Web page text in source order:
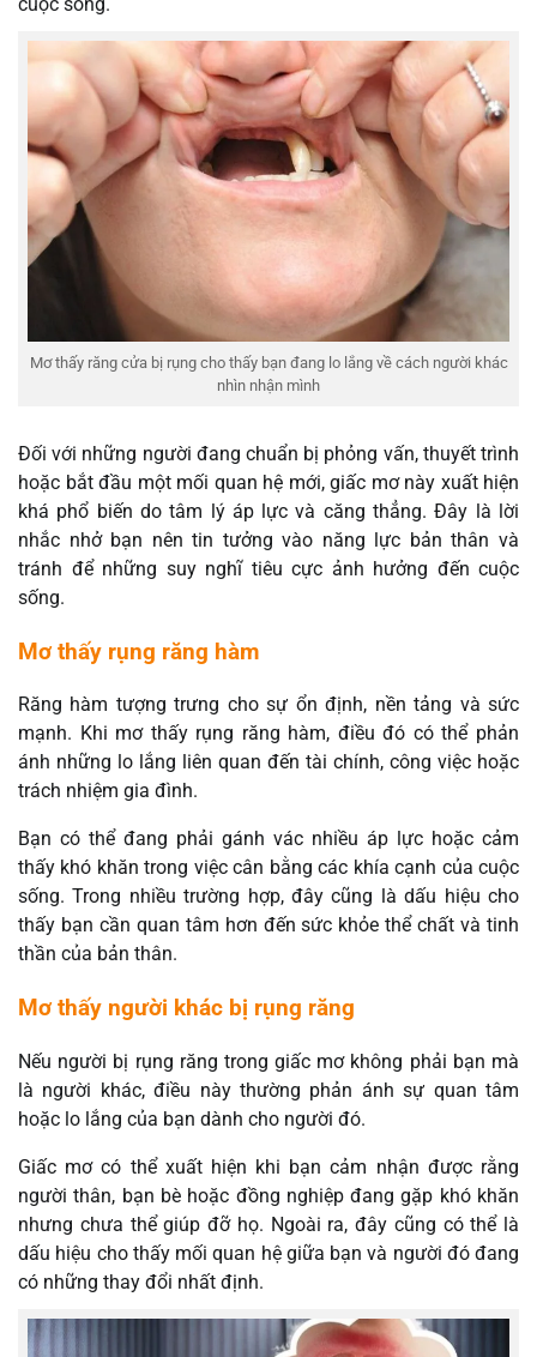
Mơ thấy răng cửa bị rụng cho thấy bạn đang lo lắng về cách người khác
nhìn nhận mình
Đối với những người đang chuẩn bị phỏng vấn, thuyết trình
hoặc bắt đầu một mối quan hệ mới, giấc mơ này xuất hiện
khá phổ biến do tâm lý áp lực và căng thẳng. Đây là lời
nhắc nhở bạn nên tin tưởng vào năng lực bản thân và
tránh để những suy nghĩ tiêu cực ảnh hưởng đến cuộc
sống.
Mơ thấy rụng răng hàm
Răng hàm tượng trưng cho sự ổn định, nền tảng và sức
mạnh. Khi mơ thấy rụng răng hàm, điều đó có thể phản
ánh những lo lắng liên quan đến tài chính, công việc hoặc
trách nhiệm gia đình.
Bạn có thể đang phải gánh vác nhiều áp lực hoặc cảm
thấy khó khăn trong việc cân bằng các khía cạnh của cuộc
sống. Trong nhiều trường hợp, đây cũng là dấu hiệu cho
thấy bạn cần quan tâm hơn đến sức khỏe thể chất và tinh
thần của bản thân.
Mơ thấy người khác bị rụng răng
Nếu người bị rụng răng trong giấc mơ không phải bạn mà
là người khác, điều này thường phản ánh sự quan tâm
hoặc lo lắng của bạn dành cho người đó.
Giấc mơ có thể xuất hiện khi bạn cảm nhận được rằng
người thân, bạn bè hoặc đồng nghiệp đang gặp khó khăn
nhưng chưa thể giúp đỡ họ. Ngoài ra, đây cũng có thể là
dấu hiệu cho thấy mối quan hệ giữa bạn và người đó đang
có những thay đổi nhất định.